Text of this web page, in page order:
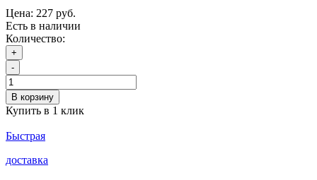
Цена: 227 руб.
Есть в наличии
Количество:
+
-
В корзину
Купить в 1 клик
Быстрая
доставка